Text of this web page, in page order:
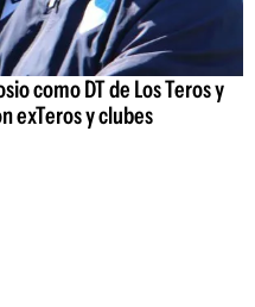
como DT de Los Teros y
exTeros y clubes